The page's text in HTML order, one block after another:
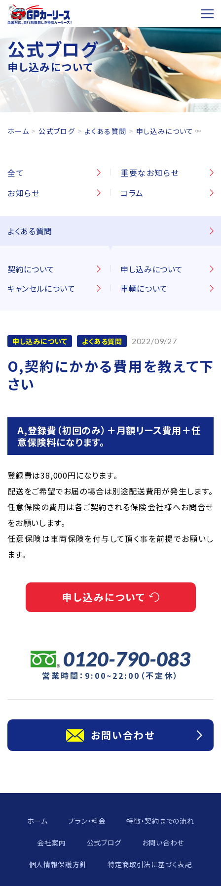
公式ブログ
申し込みについて
ホーム 公式ブログ よくある質問 申し込みについて
全て
重要なお知らせ
お知らせ
コラム
よくある質問
契約について
申し込みについて
キャンセルについて
車輌について
申し込みについて よくある質問 2022/09/27
O,契約にかかる費用を教えて下
さい
A,登録費（初回のみ）＋月額リース費用＋任
意保険料になります。
登録費は38,000円になります。
配送をご希望でお届の場合は別途配送費用が発生します。
任意保険の費用は各ご契約される保険会社様へお問合せ
をお願いします。
任意保険は車両保険を付与して頂く事を前提でお願いし
ます。
申し込みについて
0120-790-083
営業時間：9:00~22:00（不定休）
お問い合わせ
ホーム プラン・料金 特徴・契約までの流れ
会社案内 公式ブログ お問い合わせ
個人情報保護方針 特定商取引法に基づく表記